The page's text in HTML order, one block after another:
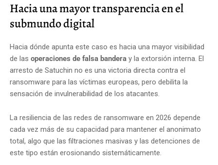
Hacia una mayor transparencia en el
submundo digital
Hacia dónde apunta este caso es hacia una mayor visibilidad
de las operaciones de falsa bandera y la extorsión interna. El
arresto de Satuchin no es una victoria directa contra el
ransomware para las víctimas europeas, pero debilita la
sensación de invulnerabilidad de los atacantes.
La resiliencia de las redes de ransomware en 2026 depende
cada vez más de su capacidad para mantener el anonimato
total, algo que las filtraciones masivas y las detenciones de
este tipo están erosionando sistemáticamente.